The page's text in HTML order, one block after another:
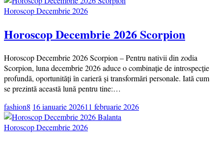
Horoscop Decembrie 2026
Horoscop Decembrie 2026 Scorpion
Horoscop Decembrie 2026 Scorpion – Pentru nativii din zodia
Scorpion, luna decembrie 2026 aduce o combinație de introspecție
profundă, oportunități în carieră și transformări personale. Iată cum
se prezintă această lună pentru tine:…
fashion8 16 ianuarie 202611 februarie 2026
Horoscop Decembrie 2026